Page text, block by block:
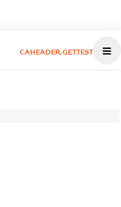
CAHEADER.GETTEST